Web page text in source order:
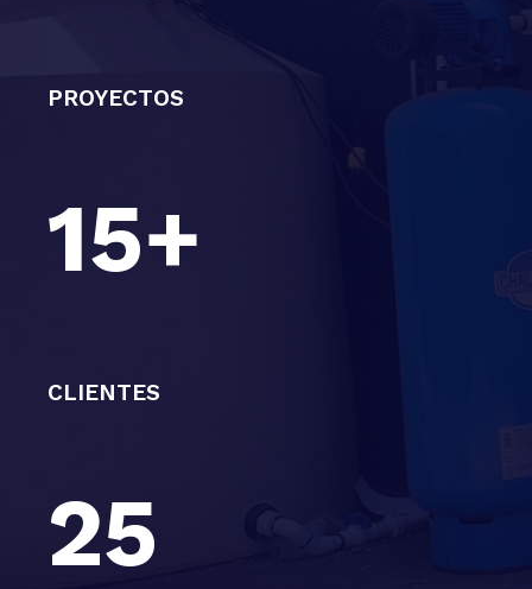
PROYECTOS
15+
CLIENTES
25